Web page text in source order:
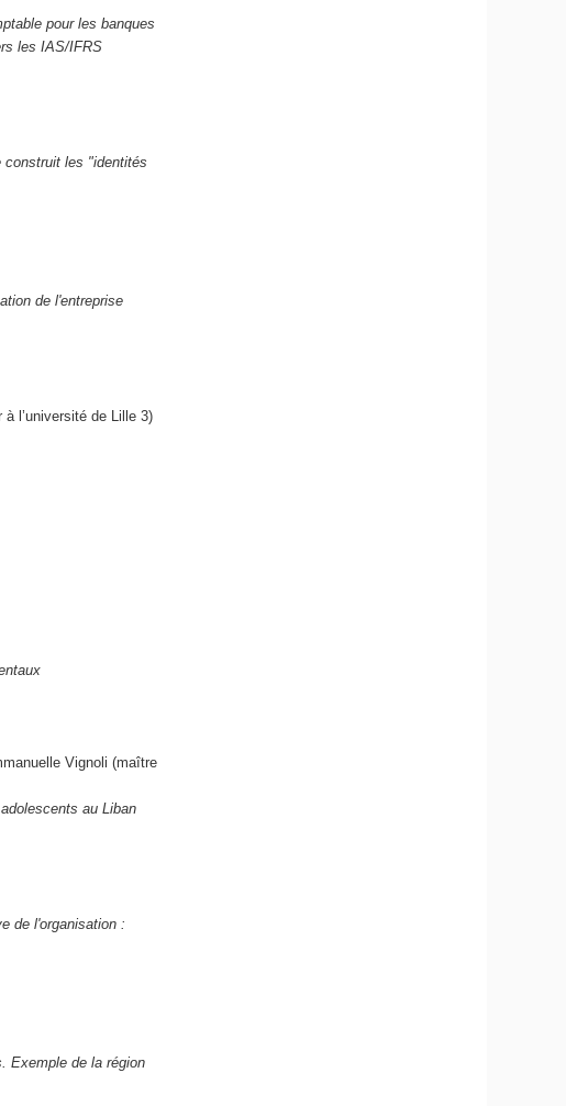
pour les banques
les IAS/IFRS
construit les "identités
de l'entreprise
l’université de Lille 3)
Vignoli (maître
au Liban
de l'organisation :
Exemple de la région